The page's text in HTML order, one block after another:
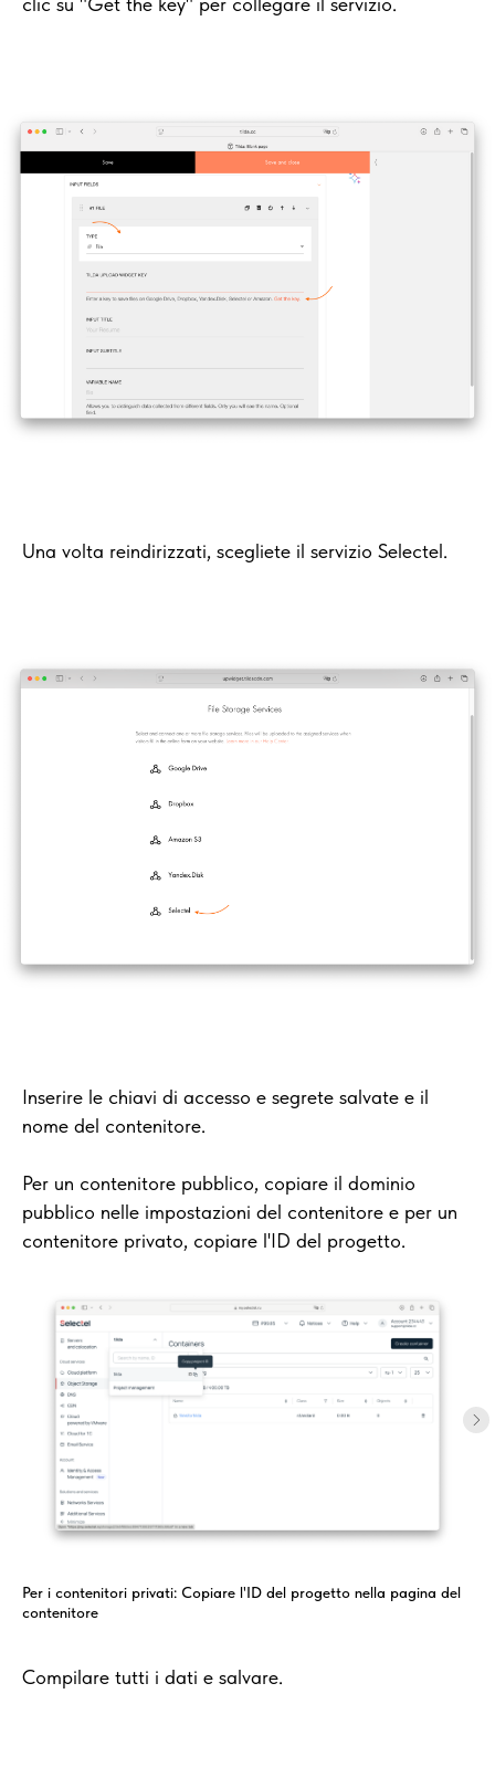
Una volta reindirizzati, scegliete il servizio Selectel.
Inserire le chiavi di accesso e segrete salvate e il
nome del contenitore.
Per un contenitore pubblico, copiare il dominio
pubblico nelle impostazioni del contenitore e per un
contenitore privato, copiare l'ID del progetto.
Per i contenitori privati: Copiare l'ID del progetto nella pagina del
contenitore
Compilare tutti i dati e salvare.